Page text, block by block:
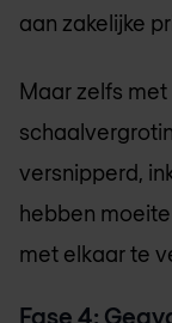
aan zakelijke
Maar zelfs
versnipperd,
hebben
met elkaar te
Fase 4: